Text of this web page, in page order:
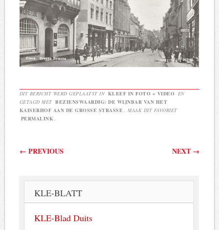
DIT BERICHT WERD GEPLAATST IN KLEEF IN FOTO + VIDEO EN
GETAGD MET BEZIENSWAARDIG: DE WIJNBAR VAN HET
KAISERHOF AAN DE GROSSE STRASSE
. MAAK DIT FAVORIET
PERMALINK .
Berichtnavigatie
← PREVIOUS NEXT →
KLE-BLATT
KLE-Blad Duits